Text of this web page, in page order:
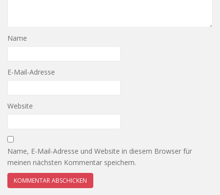
Name
E-Mail-Adresse
Website
Name, E-Mail-Adresse und Website in diesem Browser für
meinen nächsten Kommentar speichern.